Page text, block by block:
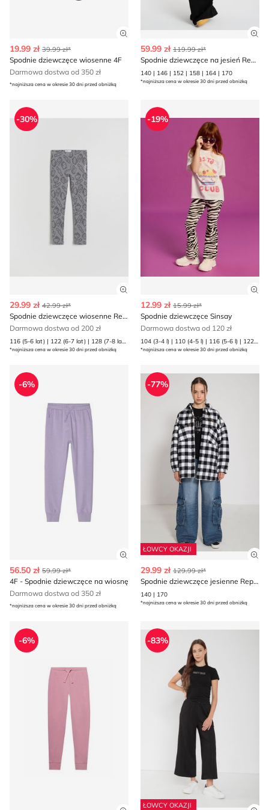
Zobacz szczegóły produktu
19.99 zł 39.99 zł*
Spodnie dziewczęce wiosenne 4F
Darmowa dostwa od 350 zł
*najniższa cena w okresie 30 dni przed obniżką
59.99 zł 119.99 zł*
Spodnie dziewczęce na jesień Reporter
140 | 146 | 152 | 158 | 164 | 170
*najniższa cena w okresie 30 dni przed obniżką
Spodnie dziewczęce wiosenne Reserved
-30%
Zobacz szczegóły produktu
29.99 zł 42.99 zł*
Spodnie dziewczęce wiosenne Reserved
Darmowa dostwa od 200 zł
116 (5-6 lat) | 122 (6-7 lat) | 128 (7-8 lat) | 134 (8 lat) | 140 (9 lat) | 146 (10 lat) | 152 (11 lat) | 158 (12 lat) | 164 (13 lat)
*najniższa cena w okresie 30 dni przed obniżką
Spodnie dziewczęce Sinsay
-19%
12.99 zł 15.99 zł*
Spodnie dziewczęce Sinsay
Darmowa dostwa od 120 zł
104 (3-4 l) | 110 (4-5 l) | 116 (5-6 l) | 122 (6-7 l) | 128 (7-8 l) | 134 (8-9 l) | 140 (9-10 l) | 98 (2-3 l)
*najniższa cena w okresie 30 dni przed obniżką
4F - Spodnie dziewczęce na wiosnę
-6%
Zobacz szczegóły produktu
56.50 zł 59.99 zł*
4F - Spodnie dziewczęce na wiosnę
Darmowa dostwa od 350 zł
*najniższa cena w okresie 30 dni przed obniżką
Spodnie dziewczęce
ŁOWCY OKAZJI
-77%
29.99 zł 129.99 zł*
Spodnie dziewczęce jesienne Reporter
140 | 170
*najniższa cena w okresie 30 dni przed obniżką
Spodnie dziewczęce wiosenne 4F
-6%
Spodnie dziewczęce
ŁOWCY OKAZJI
-83%